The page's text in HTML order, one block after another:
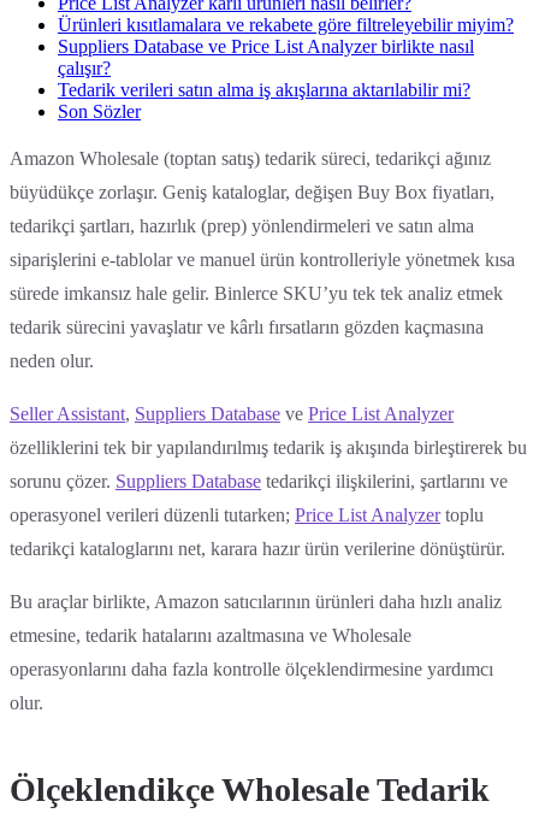
Ürünleri kısıtlamalara ve rekabete göre filtreleyebilir miyim?
Suppliers Database ve Price List Analyzer birlikte nasıl
çalışır?
Tedarik verileri satın alma iş akışlarına aktarılabilir mi?
Son Sözler
Amazon Wholesale (toptan satış) tedarik süreci, tedarikçi ağınız
büyüdükçe zorlaşır. Geniş kataloglar, değişen Buy Box fiyatları,
tedarikçi şartları, hazırlık (prep) yönlendirmeleri ve satın alma
siparişlerini e-tablolar ve manuel ürün kontrolleriyle yönetmek kısa
sürede imkansız hale gelir. Binlerce SKU’yu tek tek analiz etmek
tedarik sürecini yavaşlatır ve kârlı fırsatların gözden kaçmasına
neden olur.
Seller Assistant, Suppliers Database ve Price List Analyzer
özelliklerini tek bir yapılandırılmış tedarik iş akışında birleştirerek bu
sorunu çözer. Suppliers Database tedarikçi ilişkilerini, şartlarını ve
operasyonel verileri düzenli tutarken; Price List Analyzertoplu
tedarikçi kataloglarını net, karara hazır ürün verilerine dönüştürür.
Bu araçlar birlikte, Amazon satıcılarının ürünleri daha hızlı analiz
etmesine, tedarik hatalarını azaltmasına ve Wholesale
operasyonlarını daha fazla kontrolle ölçeklendirmesine yardımcı
olur.
Ölçeklendikçe Wholesale Tedarik